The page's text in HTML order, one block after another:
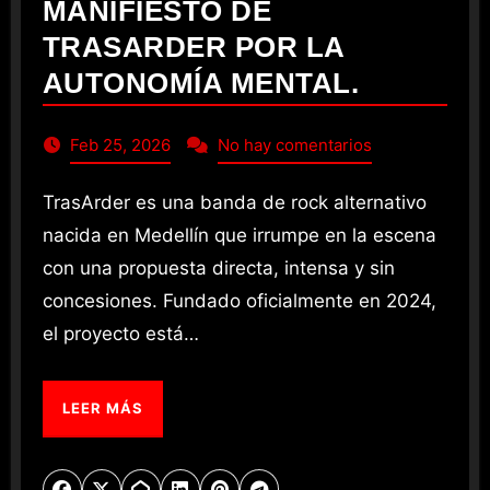
MANIFIESTO DE
TRASARDER POR LA
AUTONOMÍA MENTAL.
Feb 25, 2026 No hay comentarios
TrasArder es una banda de rock alternativo
nacida en Medellín que irrumpe en la escena
con una propuesta directa, intensa y sin
concesiones. Fundado oficialmente en 2024,
el proyecto está…
LEER MÁS